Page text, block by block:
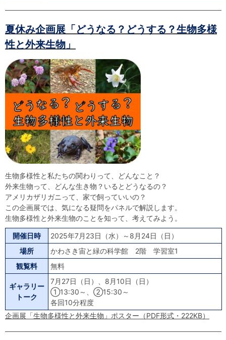
夏休み企画展「どうなる？どうする？生物多様
性と外来生物」
生物多様性と私たちの関わりって、どんなこと？
外来生物って、どんな生き物？いるとどうなるの？
アメリカザリガニって、家で飼っていいの？
この企画展では、気になる疑問をパネルで解説します。
生物多様性と外来生物のことを知って、考えてみよう。
開催日時
2025年7月23日（水）～8月24日（日）
場所
かわさき宙と緑の科学館 2階 学習室1
観覧料
無料
ギャラリー
トーク
7月27日（日）、8月10日（日）
①13:30～、②15:30～
各回10分程度
企画展「生物多様性と外来生物」ポスター（PDF形式・222KB）